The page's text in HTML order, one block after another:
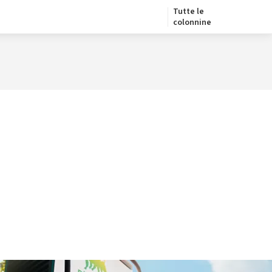
Tutte le
colonnine